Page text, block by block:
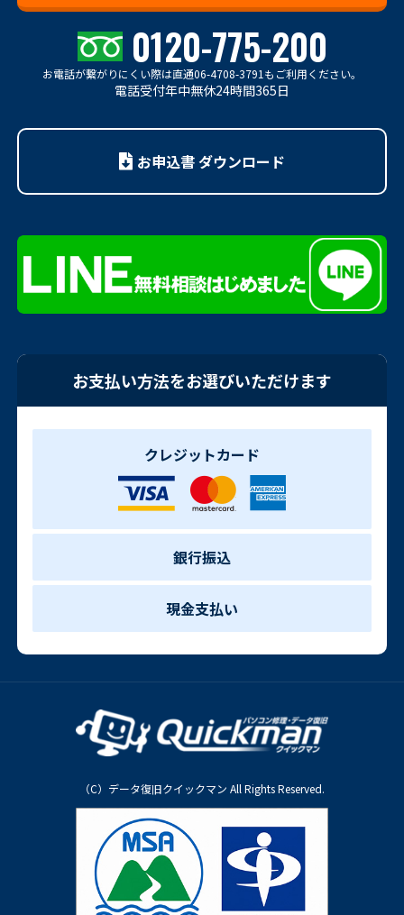
0120-775-200
お電話が繋がりにくい際は直通06-4708-3791もご利用ください。
電話受付年中無休24時間365日
お申込書 ダウンロード
お支払い方法をお選びいただけます
クレジットカード
銀行振込
現金支払い
（C）データ復旧クイックマン All Rights Reserved.